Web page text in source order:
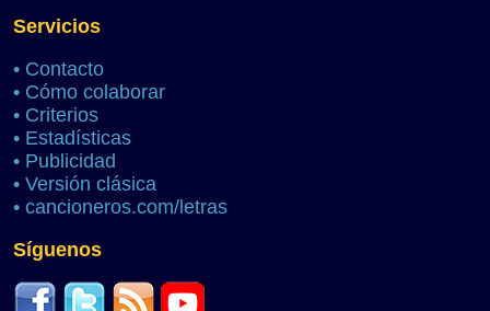
Servicios
• Contacto
• Cómo colaborar
• Criterios
• Estadísticas
• Publicidad
• Versión clásica
• cancioneros.com/letras
Síguenos